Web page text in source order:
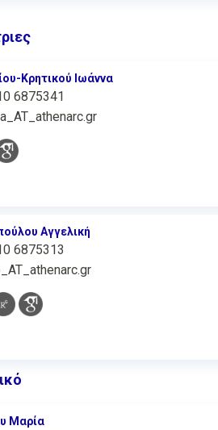
Κρητικού Ιωάννα
6875341
Αγγελική
6875313
Μαρία